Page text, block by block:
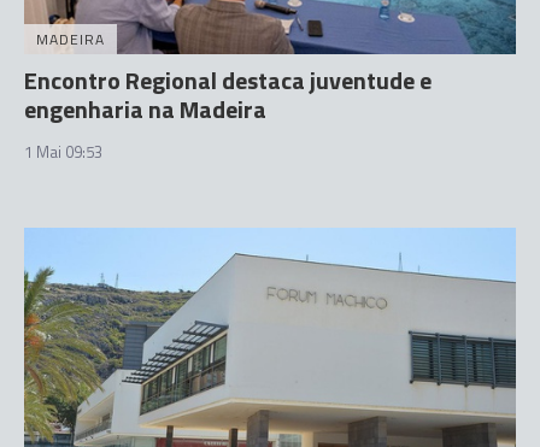
MADEIRA
Encontro Regional destaca juventude e
engenharia na Madeira
1 Mai 09:53